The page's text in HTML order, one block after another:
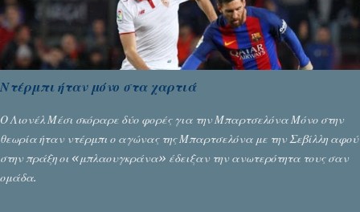
Ντέρμπι ήταν μόνο στα χαρτιά
Ο Λιονέλ Μέσι σκόραρε δύο φορές για την Μπαρτσελόνα Μόνο στην
θεωρία ήταν ντέρμπι ο αγώνας της Μπαρτσελόνα με την Σεβίλλη αφού
στην πράξη οι «μπλαουγκράνα» έδειξαν την ανωτερότητα τους σαν
ομάδα.